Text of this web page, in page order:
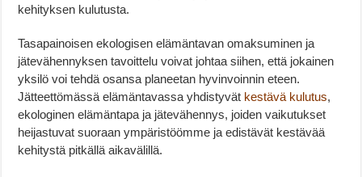
kehityksen kulutusta.
Tasapainoisen ekologisen elämäntavan omaksuminen ja
jätevähennyksen tavoittelu voivat johtaa siihen, että jokainen
yksilö voi tehdä osansa planeetan hyvinvoinnin eteen.
Jätteettömässä elämäntavassa yhdistyvät kestävä kulutus,
ekologinen elämäntapa ja jätevähennys, joiden vaikutukset
heijastuvat suoraan ympäristöömme ja edistävät kestävää
kehitystä pitkällä aikavälillä.